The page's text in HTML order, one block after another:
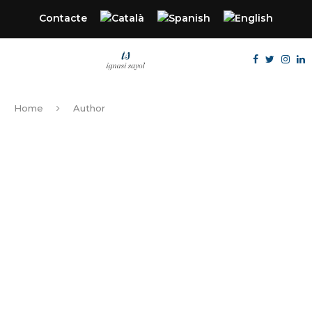
Contacte
Home Author